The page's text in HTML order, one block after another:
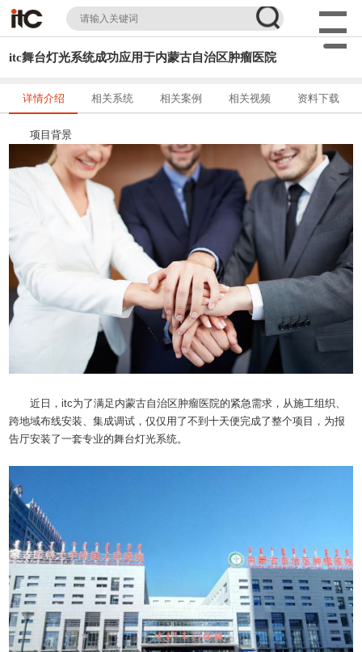
itc舞台灯光系统成功应用于内蒙古自治区肿瘤医院
详情介绍 相关系统 相关案例 相关视频 资料下载
项目背景
近日，itc为了满足内蒙古自治区肿瘤医院的紧急需求，从施工组织、
跨地域布线安装、集成调试，仅仅用了不到十天便完成了整个项目，为报
告厅安装了一套专业的舞台灯光系统。